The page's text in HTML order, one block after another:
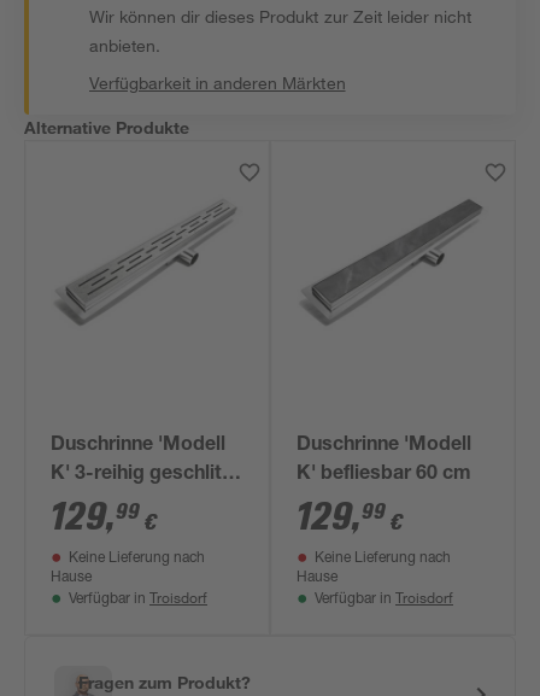
Wir können dir dieses Produkt zur Zeit leider nicht
anbieten.
Verfügbarkeit in anderen Märkten
Alternative Produkte
Duschrinne 'Modell
K' 3-reihig geschlitzt
60 cm
129,99 €
Keine Lieferung nach
Hause
Verfügbar in Troisdorf
Duschrinne 'Modell
K' befliesbar 60 cm
129,99 €
Keine Lieferung nach
Hause
Verfügbar in Troisdorf
Fragen zum Produkt?